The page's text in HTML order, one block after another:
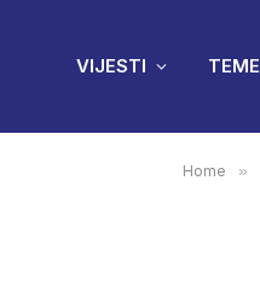
VIJESTI TEME
Home »